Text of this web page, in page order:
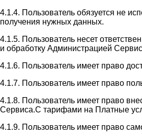
4.1.4. Пользователь обязуется не
получения нужных данных.
4.1.5. Пользователь несет
и обработку Администрацией
4.1.6. Пользователь имеет право
4.1.7. Пользователь имеет право
4.1.8. Пользователь имеет право
Сервиса.С тарифами на Платные
4.1.9. Пользователь имеет право